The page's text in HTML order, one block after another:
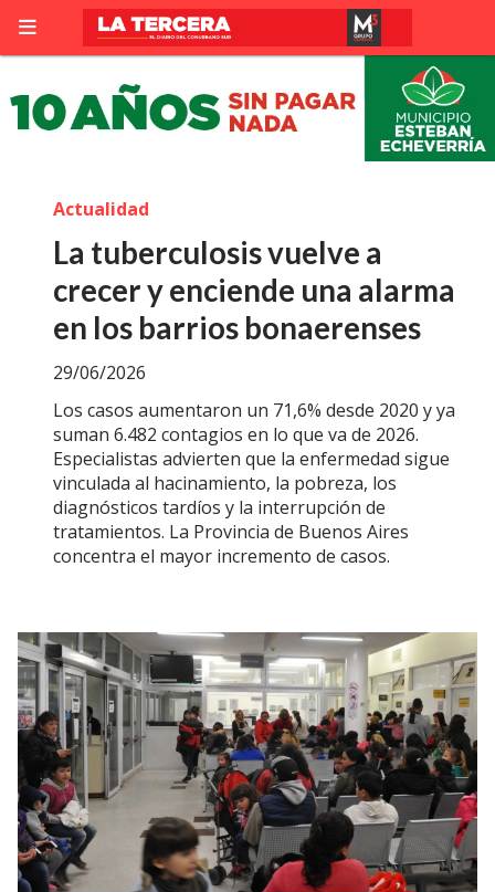
La tuberculosis vuelve a
crecer y enciende una alarma
en los barrios bonaerenses
Los casos aumentaron un 71,6% desde 2020 y ya
suman 6.482 contagios en lo que va de 2026.
Especialistas advierten que la enfermedad sigue
vinculada al hacinamiento, la pobreza, los
diagnósticos tardíos y la interrupción de
tratamientos. La Provincia de Buenos Aires
concentra el mayor incremento de casos.
Actualidad
29/06/2026